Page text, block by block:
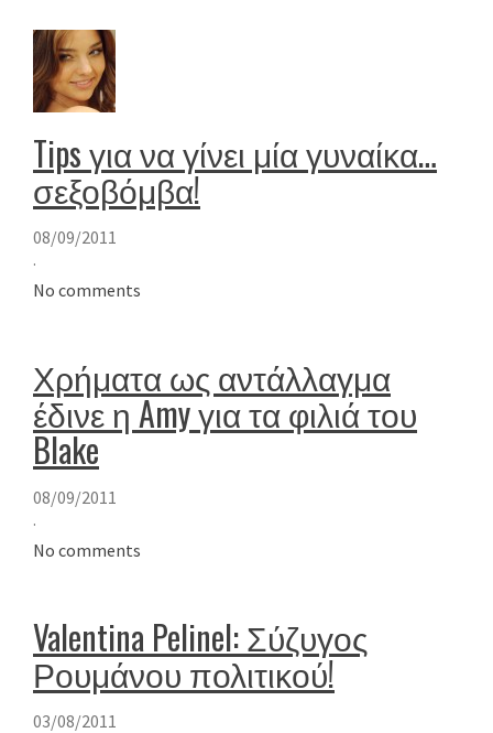
Tips για να γίνει μία γυναίκα…
σεξοβόμβα!
08/09/2011
·
No comments
Χρήματα ως αντάλλαγμα
έδινε η Amy για τα φιλιά του
Blake
08/09/2011
·
No comments
Valentina Pelinel: Σύζυγος
Ρουμάνου πολιτικού!
03/08/2011